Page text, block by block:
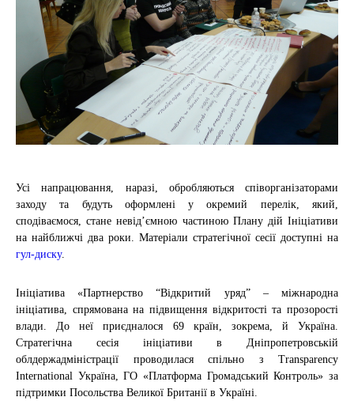
Усі напрацювання, наразі, обробляються співорганізаторами
заходу та будуть оформлені у окремий перелік, який,
сподіваємося, стане невід’ємною частиною Плану дій Ініціативи
на найближчі два роки. Матеріали стратегічної сесії доступні на
гул-диску.
Ініціатива «Партнерство “Відкритий уряд” – міжнародна
ініціатива, спрямована на підвищення відкритості та прозорості
влади. До неї приєдналося 69 країн, зокрема, й Україна.
Стратегічна сесія ініціативи в Дніпропетровській
облдержадміністрації проводилася спільно з Transparency
International Україна, ГО «Платформа Громадський Контроль» за
підтримки Посольства Великої Британії в Україні.